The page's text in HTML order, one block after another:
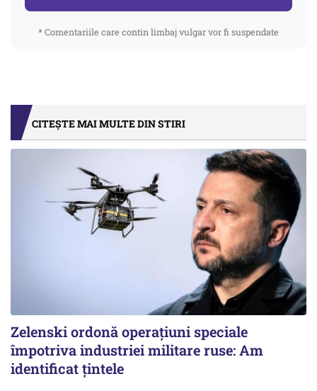
* Comentariile care contin limbaj vulgar vor fi suspendate
CITEȘTE MAI MULTE DIN STIRI
Zelenski ordonă operațiuni speciale
împotriva industriei militare ruse: Am
identificat țintele